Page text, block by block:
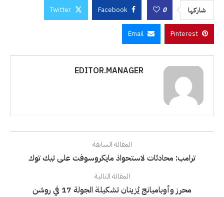
شاركها 0
Facebook
Twitter
Pinterest
Email
EDITOR.MANAGER
المقالة السابقة
ترامب: محادثات لاستحواذ مايكروسوفت على تيك توك
المقالة التالية
محرز وأوباميانج يُزينان تشكيلة الجولة 17 في روشن